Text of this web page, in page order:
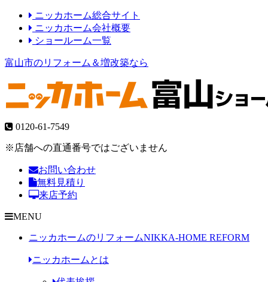
ニッカホーム総合サイト
ニッカホーム会社概要
ショールーム一覧
富山市のリフォーム＆増改築なら
0120-61-7549
※店舗への直通番号ではございません
お問い合わせ
無料見積り
来店予約
MENU
ニッカホームのリフォームNIKKA-HOME REFORM
ニッカホームとは